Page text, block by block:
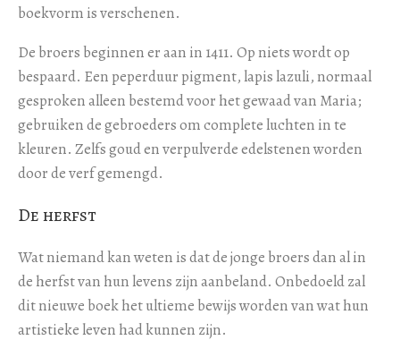
boekvorm is verschenen.
De broers beginnen er aan in 1411. Op niets wordt op
bespaard. Een peperduur pigment, lapis lazuli, normaal
gesproken alleen bestemd voor het gewaad van Maria;
gebruiken de gebroeders om complete luchten in te
kleuren. Zelfs goud en verpulverde edelstenen worden
door de verf gemengd.
De herfst
Wat niemand kan weten is dat de jonge broers dan al in
de herfst van hun levens zijn aanbeland. Onbedoeld zal
dit nieuwe boek het ultieme bewijs worden van wat hun
artistieke leven had kunnen zijn.